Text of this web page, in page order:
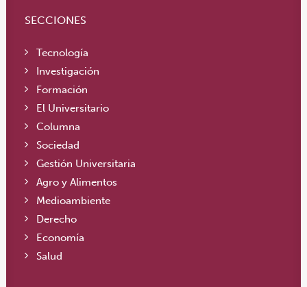
SECCIONES
Tecnología
Investigación
Formación
El Universitario
Columna
Sociedad
Gestión Universitaria
Agro y Alimentos
Medioambiente
Derecho
Economía
Salud